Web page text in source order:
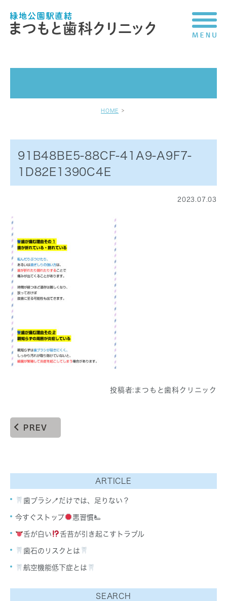
HOME
91B48BE5-88CF-41A9-A9F7-
1D82E1390C4E
2023.07.03
投稿者: まつもと歯科クリニック
PREV
ARTICLE
歯ブラシ🪥だけでは、足りない？
今すぐストップ 悪習慣🫷
舌が白い 舌苔が引き起こすトラブル
歯石のリスクとは
航空機能低下症とは
SEARCH